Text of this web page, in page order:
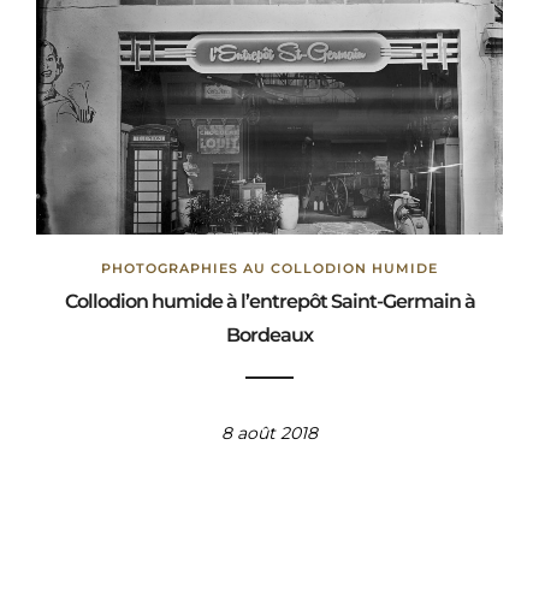
PHOTOGRAPHIES AU COLLODION HUMIDE
Collodion humide à l’entrepôt Saint-Germain à
Bordeaux
8 août 2018